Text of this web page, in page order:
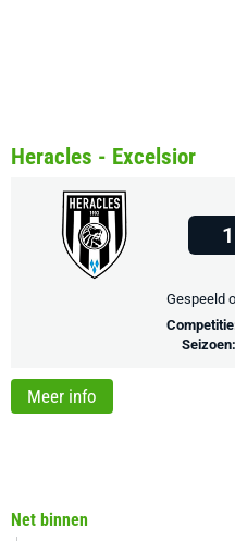
Net binnen
Heracles - Excelsior
Gespeeld
Seizoen:
Meer info